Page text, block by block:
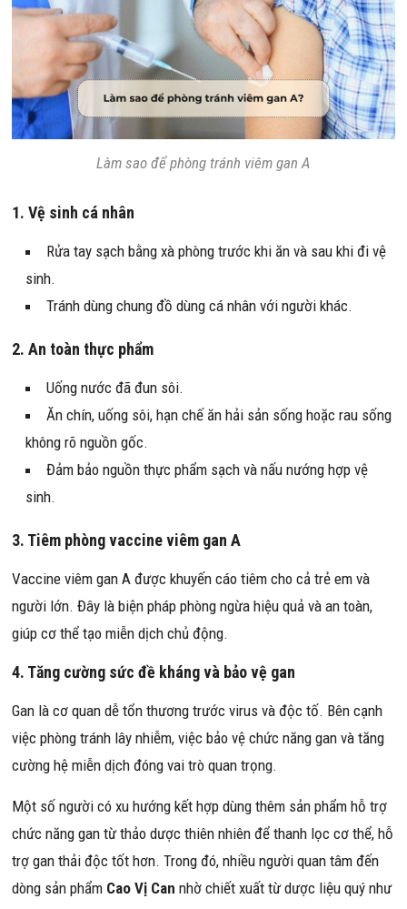
Làm sao để phòng tránh viêm gan A
1. Vệ sinh cá nhân
Rửa tay sạch bằng xà phòng trước khi ăn và sau khi đi vệ
sinh.
Tránh dùng chung đồ dùng cá nhân với người khác.
2. An toàn thực phẩm
Uống nước đã đun sôi.
Ăn chín, uống sôi, hạn chế ăn hải sản sống hoặc rau sống
không rõ nguồn gốc.
Đảm bảo nguồn thực phẩm sạch và nấu nướng hợp vệ
sinh.
3. Tiêm phòng vaccine viêm gan A
Vaccine viêm gan A được khuyến cáo tiêm cho cả trẻ em và
người lớn. Đây là biện pháp phòng ngừa hiệu quả và an toàn,
giúp cơ thể tạo miễn dịch chủ động.
4. Tăng cường sức đề kháng và bảo vệ gan
Gan là cơ quan dễ tổn thương trước virus và độc tố. Bên cạnh
việc phòng tránh lây nhiễm, việc bảo vệ chức năng gan và tăng
cường hệ miễn dịch đóng vai trò quan trọng.
Một số người có xu hướng kết hợp dùng thêm sản phẩm hỗ trợ
chức năng gan từ thảo dược thiên nhiên để thanh lọc cơ thể, hỗ
trợ gan thải độc tốt hơn. Trong đó, nhiều người quan tâm đến
dòng sản phẩm Cao Vị Can nhờ chiết xuất từ dược liệu quý như